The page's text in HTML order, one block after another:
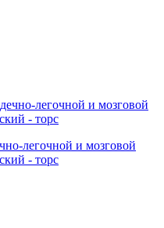
легочной и мозговой
- торс